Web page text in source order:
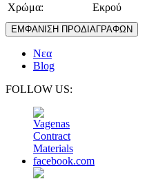
Χρώμα:
Εκρού
ΕΜΦΑΝΙΣΗ ΠΡΟΔΙΑΓΡΑΦΩΝ
Νεα
Blog
FOLLOW US: